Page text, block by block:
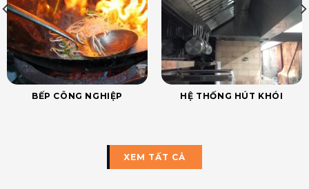
BẾP CÔNG NGHIỆP HỆ THỐNG HÚT KHÓI
XEM TẤT CẢ